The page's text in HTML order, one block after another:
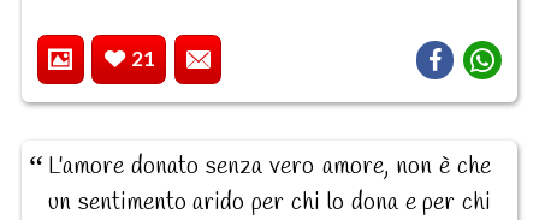
21
L'amore donato senza vero amore, non è che
un sentimento arido per chi lo dona e per chi